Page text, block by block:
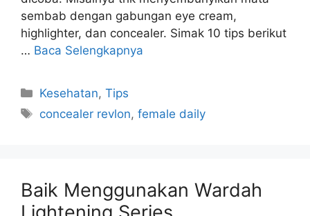
sembab dengan gabungan eye cream,
highlighter, dan concealer. Simak 10 tips berikut
… Baca Selengkapnya
Kategori
Kesehatan,Tips
Tag
concealer revlon,female daily
Baik Menggunakan Wardah